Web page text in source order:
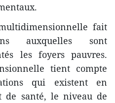
fait
auxquelles sont
les foyers pauvres.
tient compte
qui existent en
de santé, le niveau de